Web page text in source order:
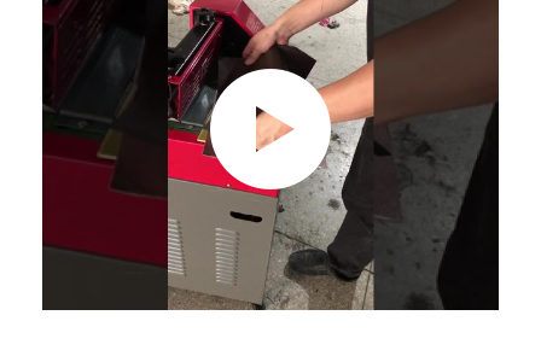
회사 소개
공장 견학
품질 관리
문의하기